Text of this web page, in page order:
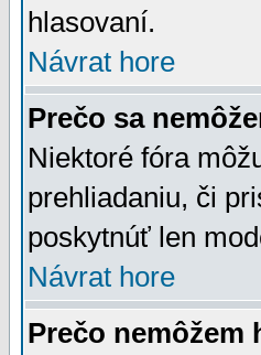
hlasovaní.
Návrat hore
Prečo sa
Niektoré fóra
prehliadaniu, či
poskytnúť len
Návrat hore
Prečo nemôžem